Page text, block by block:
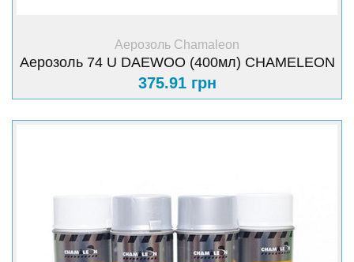
+ Купити
Аерозоль Chamaleon
Аерозоль 74 U DAEWOO (400мл) CHAMELEON
375.91 грн